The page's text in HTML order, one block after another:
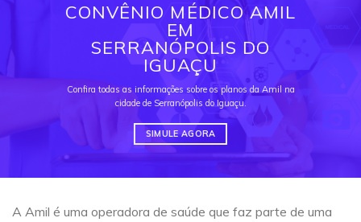
CONVÊNIO MÉDICO AMIL
EM
SERRANÓPOLIS DO
IGUAÇU
Confira todas as informações sobre os planos da Amil na
cidade de Serranópolis do Iguaçu.
SIMULE AGORA
A Amil é uma operadora de saúde que faz parte de uma